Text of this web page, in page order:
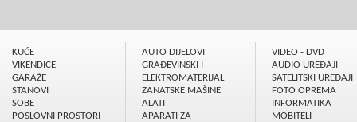
KUĆE
VIKENDICE
GARAŽE
STANOVI
SOBE
POSLOVNI PROSTORI
AUTO DIJELOVI
GRAÐEVINSKI I
ELEKTROMATERIJAL
ZANATSKE MAŠINE
ALATI
APARATI ZA
VIDEO - DVD
AUDIO UREÐAJI
SATELITSKI UREÐAJI
FOTO OPREMA
INFORMATIKA
MOBITELI